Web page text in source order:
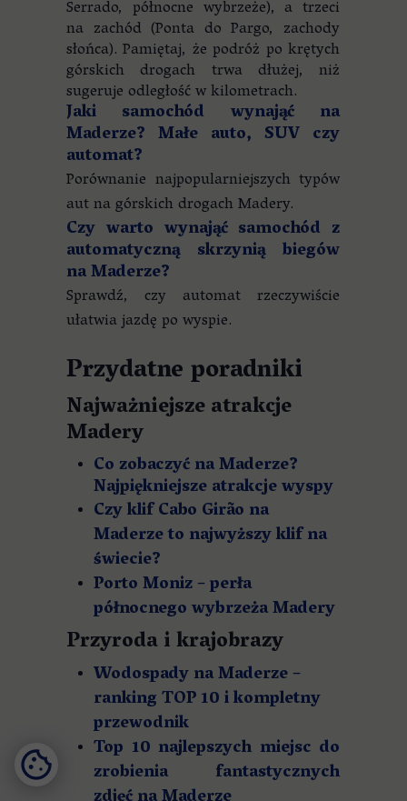
Serrado, północne wybrzeże), a trzeci
na zachód (Ponta do Pargo, zachody
słońca). Pamiętaj, że podróż po krętych
górskich drogach trwa dłużej, niż
sugeruje odległość w kilometrach.
Jaki samochód wynająć na
Maderze? Małe auto, SUV czy
automat?
Porównanie najpopularniejszych typów
aut na górskich drogach Madery.
Czy warto wynająć samochód z
automatyczną skrzynią biegów
na Maderze?
Sprawdź, czy automat rzeczywiście
ułatwia jazdę po wyspie.
Przydatne poradniki
Najważniejsze atrakcje
Madery
Co zobaczyć na Maderze?
Najpiękniejsze atrakcje wyspy
Czy klif Cabo Girão na
Maderze to najwyższy klif na
świecie?
Porto Moniz – perła
północnego wybrzeża Madery
Przyroda i krajobrazy
Wodospady na Maderze –
ranking TOP 10 i kompletny
przewodnik
Top 10 najlepszych miejsc do
zrobienia fantastycznych